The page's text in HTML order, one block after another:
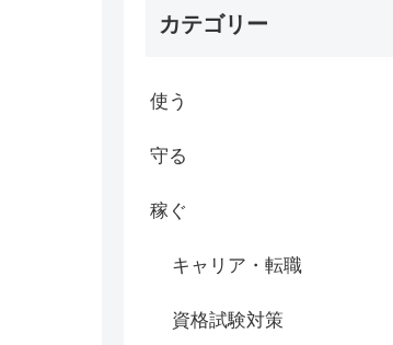
カテゴリー
使う
守る
稼ぐ
キャリア・転職
資格試験対策